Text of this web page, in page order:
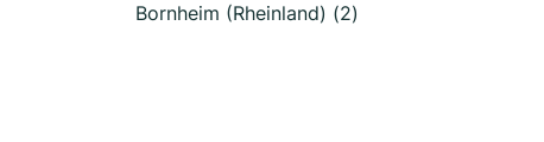
Bornheim (Rheinland) (2)